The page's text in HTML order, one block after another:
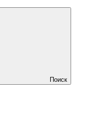
Поиск